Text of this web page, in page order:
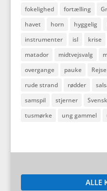
fokelighed
fortælling
havet
horn hyggelig
instrumenter
isl krise
matador
midtvejsvalg
overgange
pauke Rejse
rude strand
rødder
samspil
stjerner Svensk
tusmørke
ung gammel
ALLE